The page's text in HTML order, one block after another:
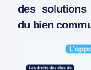
des
du bien